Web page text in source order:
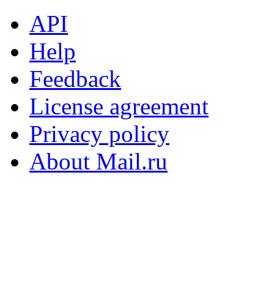
API
Help
Feedback
License agreement
Privacy policy
About Mail.ru